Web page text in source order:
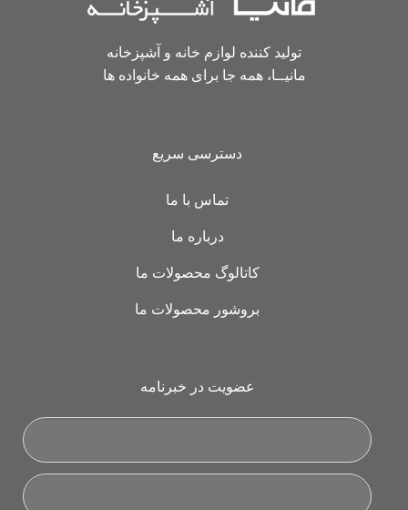
تولید کننده لوازم خانه و آشپزخانه
مانیــا، همه جا برای همه خانواده ها
دسترسی سریع
تماس با ما
درباره ما
کاتالوگ محصولات ما
بروشور محصولات ما
عضویت در خبرنامه